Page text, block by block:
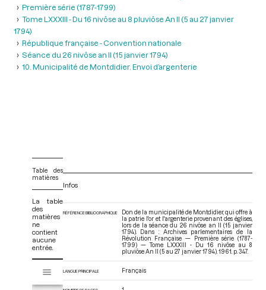
Première série (1787-1799)
Tome LXXXIII - Du 16 nivôse au 8 pluviôse An II (5 au 27 janvier
1794)
République française - Convention nationale
Séance du 26 nivôse an II (15 janvier 1794)
10. Municipalité de Montdidier. Envoi d’argenterie
Table des
matières
La table
des
matières
ne
contient
aucune
entrée.
s
Tome LXXXIII - Du 16 nivôse au 8 pluviôse An II (5 au 27 janvier 1794)
Infos
RÉFÉRENCE BIBLIOGRAPHIQUE
Don de la municipalité de Montdidier, qui offre à
la patrie l'or et l'argenterie provenant des églises,
lors de la séance du 26 nivôse an II (15 janvier
1794). Dans : Archives parlementaires de la
Révolution Française — Première série (1787-
1799) — Tome LXXXIII - Du 16 nivôse au 8
pluviôse An II (5 au 27 janvier 1794). 1961. p. 347.
LANGUE PRINCIPALE Français